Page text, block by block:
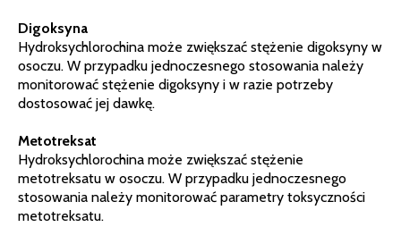
Digoksyna
Hydroksychlorochina może zwiększać stężenie digoksyny w
osoczu. W przypadku jednoczesnego stosowania należy
monitorować stężenie digoksyny i w razie potrzeby
dostosować jej dawkę.
Metotreksat
Hydroksychlorochina może zwiększać stężenie
metotreksatu w osoczu. W przypadku jednoczesnego
stosowania należy monitorować parametry toksyczności
metotreksatu.